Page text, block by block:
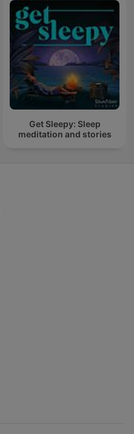
Get Sleepy: Sleep
meditation and stories